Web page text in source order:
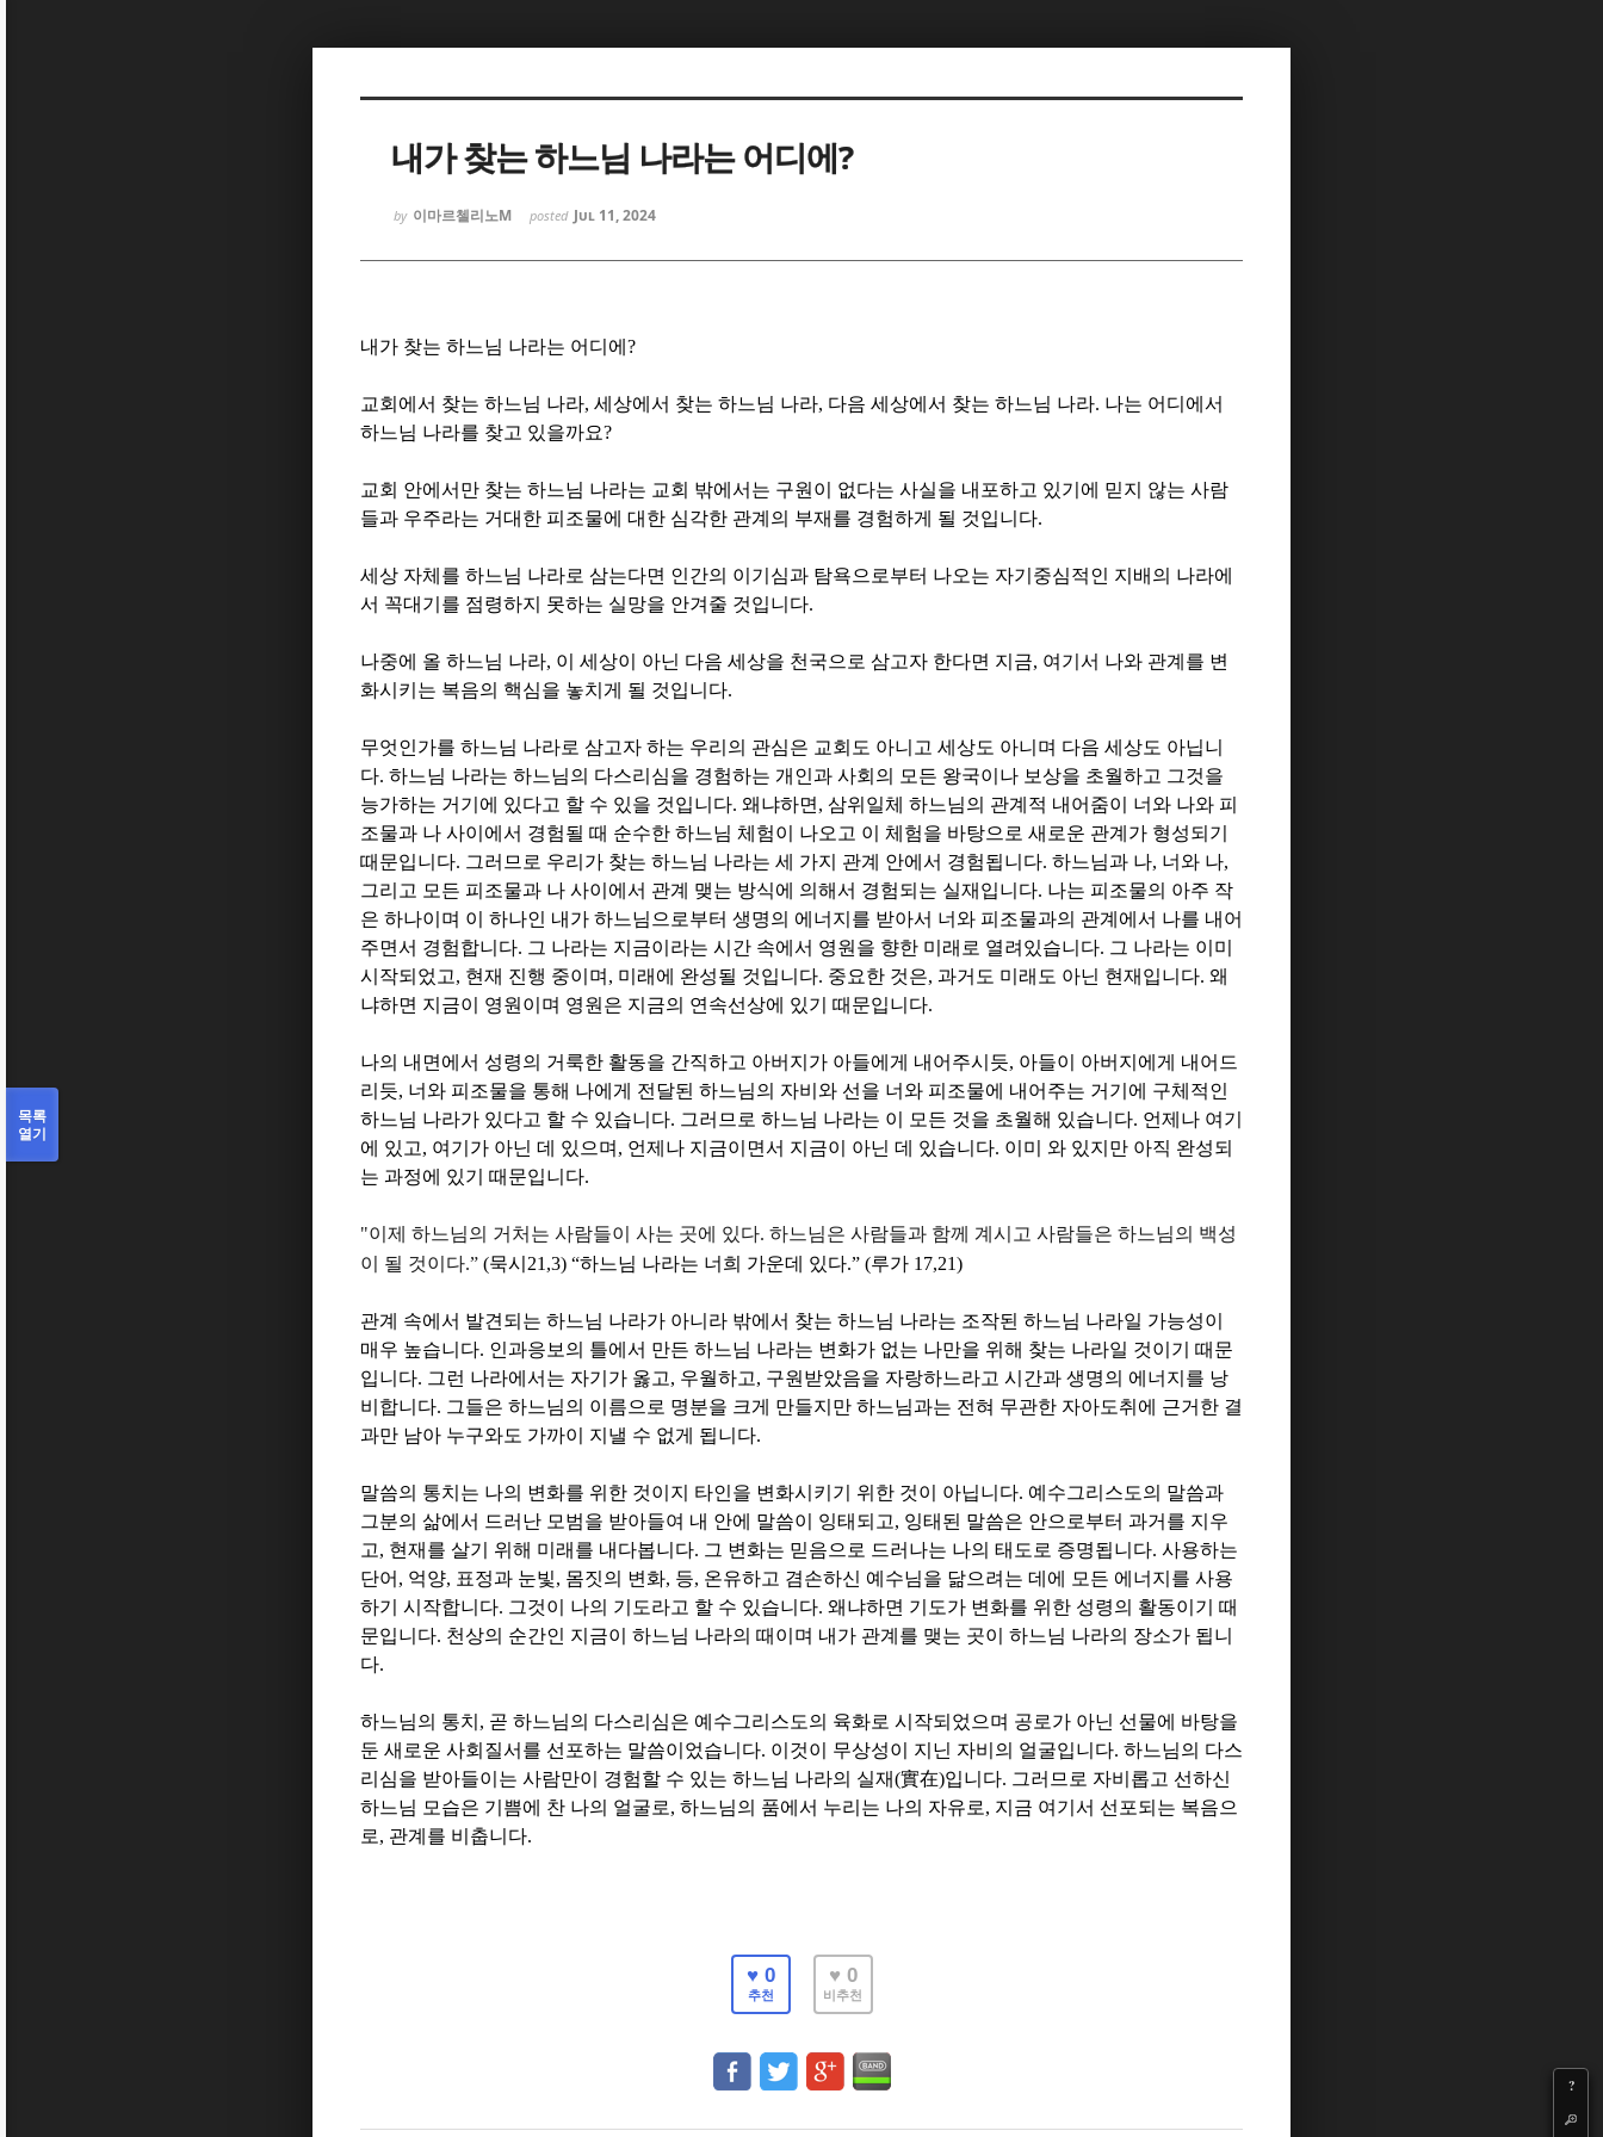
내가 찾는 하느님 나라는 어디에?
by 이마르첼리노M posted Jul 11, 2024
?
내가 찾는 하느님 나라는 어디에 ?
교회에서 찾는 하느님 나라, 세상에서 찾는 하느님 나라, 다음 세상에서 찾는 하느님 나라. 나는 어디에서
하느님 나라를 찾고 있을까요?
교회 안에서만 찾는 하느님 나라는 교회 밖에서는 구원이 없다는 사실을 내포하고 있기에 믿지 않는 사람
들과 우주라는 거대한 피조물에 대한 심각한 관계의 부재를 경험하게 될 것입니다.
세상 자체를 하느님 나라로 삼는다면 인간의 이기심과 탐욕으로부터 나오는 자기중심적인 지배의 나라에
서 꼭대기를 점령하지 못하는 실망을 안겨줄 것입니다.
나중에 올 하느님 나라, 이 세상이 아닌 다음 세상을 천국으로 삼고자 한다면 지금, 여기서 나와 관계를 변
화시키는 복음의 핵심을 놓치게 될 것입니다.
무엇인가를 하느님 나라로 삼고자 하는 우리의 관심은 교회도 아니고 세상도 아니며 다음 세상도 아닙니
다. 하느님 나라는 하느님의 다스리심을 경험하는 개인과 사회의 모든 왕국이나 보상을 초월하고 그것을
능가하는 거기에 있다고 할 수 있을 것입니다. 왜냐하면 , 삼위일체 하느님의 관계적 내어줌이 너와 나와 피
조물과 나 사이에서 경험될 때 순수한 하느님 체험이 나오고 이 체험을 바탕으로 새로운 관계가 형성되기
때문입니다. 그러므로 우리가 찾는 하느님 나라는 세 가지 관계 안에서 경험됩니다. 하느님과 나, 너와 나,
그리고 모든 피조물과 나 사이에서 관계 맺는 방식에 의해서 경험되는 실재입니다. 나는 피조물의 아주 작
은 하나이며 이 하나인 내가 하느님으로부터 생명의 에너지를 받아서 너와 피조물과의 관계에서 나를 내어
주면서 경험합니다. 그 나라는 지금이라는 시간 속에서 영원을 향한 미래로 열려있습니다. 그 나라는 이미
시작되었고, 현재 진행 중이며 , 미래에 완성될 것입니다. 중요한 것은, 과거도 미래도 아닌 현재입니다. 왜
냐하면 지금이 영원이며 영원은 지금의 연속선상에 있기 때문입니다.
나의 내면에서 성령의 거룩한 활동을 간직하고 아버지가 아들에게 내어주시듯, 아들이 아버지에게 내어드
리듯, 너와 피조물을 통해 나에게 전달된 하느님의 자비와 선을 너와 피조물에 내어주는 거기에 구체적인
하느님 나라가 있다고 할 수 있습니다. 그러므로 하느님 나라는 이 모든 것을 초월해 있습니다. 언제나 여기
에 있고, 여기가 아닌 데 있으며 , 언제나 지금이면서 지금이 아닌 데 있습니다. 이미 와 있지만 아직 완성되
는 과정에 있기 때문입니다.
"이제 하느님의 거처는 사람들이 사는 곳에 있다. 하느님은 사람들과 함께 계시고 사람들은 하느님의 백성
이 될 것이다.” (묵시 21,3) “하느님 나라는 너희 가운데 있다.” (루가 17,21)
관계 속에서 발견되는 하느님 나라가 아니라 밖에서 찾는 하느님 나라는 조작된 하느님 나라일 가능성이
매우 높습니다. 인과응보의 틀에서 만든 하느님 나라는 변화가 없는 나만을 위해 찾는 나라일 것이기 때문
입니다. 그런 나라에서는 자기가 옳고, 우월하고, 구원받았음을 자랑하느라고 시간과 생명의 에너지를 낭
비합니다. 그들은 하느님의 이름으로 명분을 크게 만들지만 하느님과는 전혀 무관한 자아도취에 근거한 결
과만 남아 누구와도 가까이 지낼 수 없게 됩니다.
말씀의 통치는 나의 변화를 위한 것이지 타인을 변화시키기 위한 것이 아닙니다. 예수그리스도의 말씀과
그분의 삶에서 드러난 모범을 받아들여 내 안에 말씀이 잉태되고, 잉태된 말씀은 안으로부터 과거를 지우
고, 현재를 살기 위해 미래를 내다봅니다. 그 변화는 믿음으로 드러나는 나의 태도로 증명됩니다. 사용하는
단어 , 억양, 표정과 눈빛, 몸짓의 변화, 등, 온유하고 겸손하신 예수님을 닮으려는 데에 모든 에너지를 사용
하기 시작합니다. 그것이 나의 기도라고 할 수 있습니다. 왜냐하면 기도가 변화를 위한 성령의 활동이기 때
문입니다. 천상의 순간인 지금이 하느님 나라의 때이며 내가 관계를 맺는 곳이 하느님 나라의 장소가 됩니
다.
하느님의 통치 , 곧 하느님의 다스리심은 예수그리스도의 육화로 시작되었으며 공로가 아닌 선물에 바탕을
둔 새로운 사회질서를 선포하는 말씀이었습니다. 이것이 무상성이 지닌 자비의 얼굴입니다. 하느님의 다스
리심을 받아들이는 사람만이 경험할 수 있는 하느님 나라의 실재(實在)입니다. 그러므로 자비롭고 선하신
하느님 모습은 기쁨에 찬 나의 얼굴로, 하느님의 품에서 누리는 나의 자유로, 지금 여기서 선포되는 복음으
로, 관계를 비춥니다.
♥ 0
추천
♥ 0
비추천
목록
열기
Sketchbook5, 스케치북5
Sketchbook5, 스케치북5